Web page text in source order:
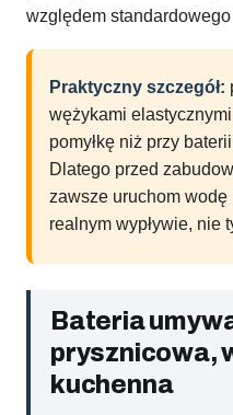
względem
Praktyczny szczegół:
wężykami
pomyłkę niż przy
Dlatego przed
zawsze uruchom wodę
realnym wypływie, nie
Bateria
prysznicowa,
kuchenna